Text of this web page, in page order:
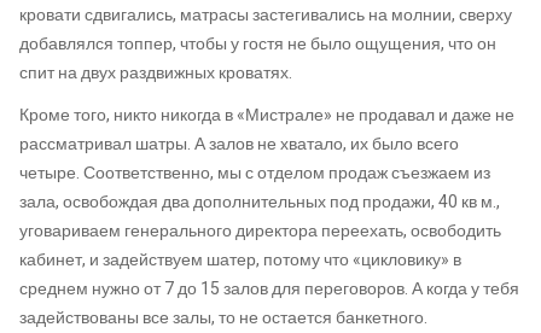
кровати сдвигались, матрасы застегивались на молнии, сверху
добавлялся топпер, чтобы у гостя не было ощущения, что он
спит на двух раздвижных кроватях.
Кроме того, никто никогда в «Мистрале» не продавал и даже не
рассматривал шатры. А залов не хватало, их было всего
четыре. Соответственно, мы с отделом продаж съезжаем из
зала, освобождая два дополнительных под продажи, 40 кв м.,
уговариваем генерального директора переехать, освободить
кабинет, и задействуем шатер, потому что «цикловику» в
среднем нужно от 7 до 15 залов для переговоров. А когда у тебя
задействованы все залы, то не остается банкетного.